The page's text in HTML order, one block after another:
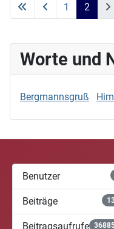
1 2
Worte und
Bergmannsgruß
Benutzer
Beiträge
Beitragsaufrufe